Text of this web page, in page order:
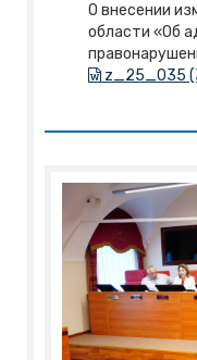
О внесении
области «Об
z_25_035